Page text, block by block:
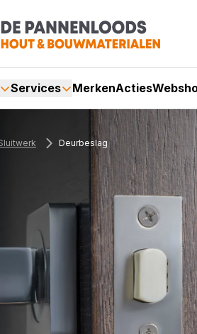
Services MerkenActies
Deurbeslag